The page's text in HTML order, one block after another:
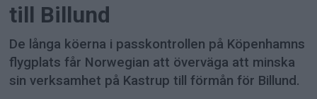
till Billund
De långa köerna i passkontrollen på Köpenhamns
flygplats får Norwegian att överväga att minska
sin verksamhet på Kastrup till förmån för Billund.